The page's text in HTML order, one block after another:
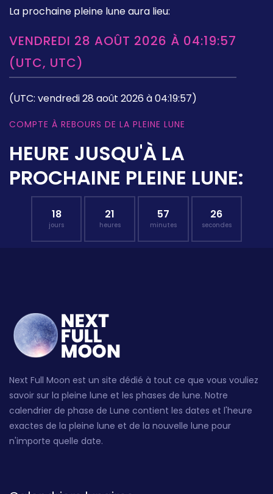
La prochaine pleine lune aura lieu:
VENDREDI 28 AOÛT 2026 À 04:19:57
(UTC, UTC)
(UTC: vendredi 28 août 2026 à 04:19:57)
COMPTE À REBOURS DE LA PLEINE LUNE
HEURE JUSQU'À LA
PROCHAINE PLEINE LUNE:
18
jours
21
heures
57
minutes
25
secondes
Next Full Moon est un site dédié à tout ce que vous vouliez
savoir sur la pleine lune et les phases de lune. Notre
calendrier de phase de Lune contient les dates et l'heure
exactes de la pleine lune et de la nouvelle lune pour
n'importe quelle date.